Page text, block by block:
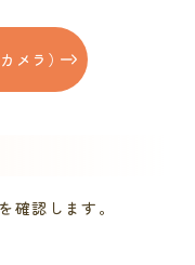
メラ）
確認します。